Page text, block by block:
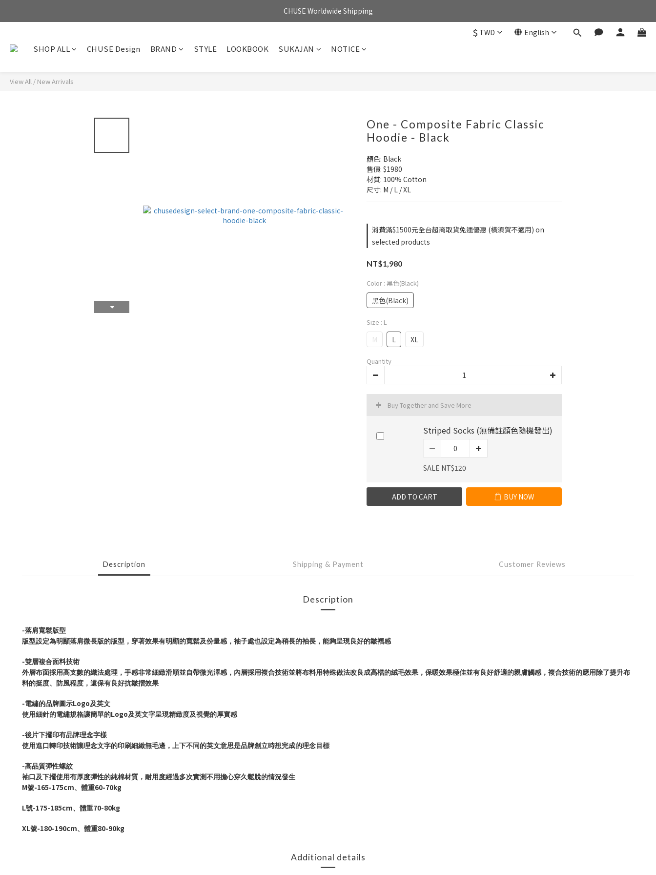
CHUSE Worldwide Shipping
$ TWD English
SHOP ALL CHUSE Design BRAND STYLE LOOKBOOK SUKAJAN NOTICE
View All / New Arrivals
One - Composite Fabric Classic
Hoodie - Black
顏色: Black
售價: $1980
材質: 100% Cotton
尺寸: M / L / XL
消費滿$1500元全台超商取貨免運優惠 (橫須賀不適用) on
selected products
NT$1,980
Color : 黑色(Black)
黑色(Black)
Size : L
M L XL
Quantity
Buy Together and Save More
Striped Socks (無備註顏色隨機發出)
SALE NT$120
ADD TO CART BUY NOW
Description Shipping & Payment Customer Reviews
Description
-落肩寬鬆版型
版型設定為明顯落肩微長版的版型，穿著效果有明顯的寬鬆及份量感，袖子處也設定為稍長的袖長，能夠呈現良好的皺褶感
-雙層複合面料技術
外層布面採用高支數的織法處理，手感非常細緻滑順並自帶微光澤感，內層採用複合技術並將布料用特殊做法改良成高檔的絨毛效果，保暖效果極佳並有良好舒適的親膚觸感，複合技術的應用除了提升布
料的挺度、防風程度，還保有良好抗皺摺效果
-電繡的品牌圖示Logo及英文
使用細針的電繡規格讓簡單的Logo及英文字呈現精緻度及視覺的厚實感
-後片下擺印有品牌理念字樣
使用進口轉印技術讓理念文字的印刷細緻無毛邊，上下不同的英文意思是品牌創立時想完成的理念目標
-高品質彈性螺紋
袖口及下擺使用有厚度彈性的純棉材質，耐用度經過多次實測不用擔心穿久鬆脫的情況發生
M號-165-175cm、體重60-70kg
L號-175-185cm、體重70-80kg
XL號-180-190cm、體重80-90kg
Additional details